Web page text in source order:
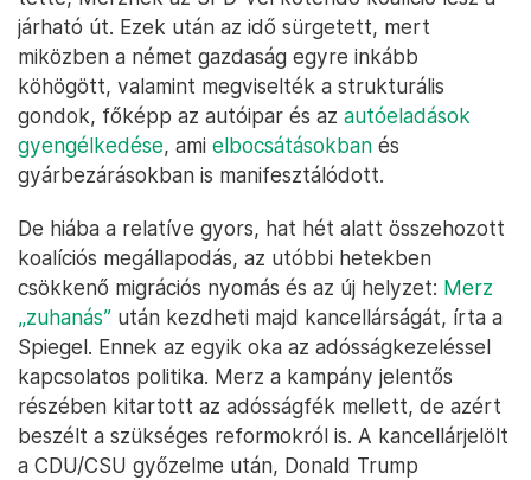
járható út. Ezek után az idő sürgetett, mert
miközben a német gazdaság egyre inkább
köhögött, valamint megviselték a strukturális
gondok, főképp az autóipar és az autóeladások
gyengélkedése, ami elbocsátásokban és
gyárbezárásokban is manifesztálódott.
De hiába a relatíve gyors, hat hét alatt összehozott
koalíciós megállapodás, az utóbbi hetekben
csökkenő migrációs nyomás és az új helyzet: Merz
„zuhanás” után kezdheti majd kancellárságát, írta a
Spiegel. Ennek az egyik oka az adósságkezeléssel
kapcsolatos politika. Merz a kampány jelentős
részében kitartott az adósságfék mellett, de azért
beszélt a szükséges reformokról is. A kancellárjelölt
a CDU/CSU győzelme után, Donald Trump